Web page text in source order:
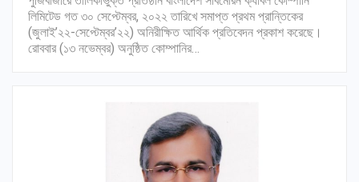
লিমিটেড গত ৩০ সেপ্টেম্বর, ২০২২ তারিখে সমাপ্ত প্রথম প্রান্তিকের
(জুলাই’২২-সেপ্টেম্বর’২২) অনিরীক্ষিত আর্থিক প্রতিবেদন প্রকাশ করেছে।
রোববার (১৩ নভেম্বর) অনুষ্ঠিত কোম্পানির…